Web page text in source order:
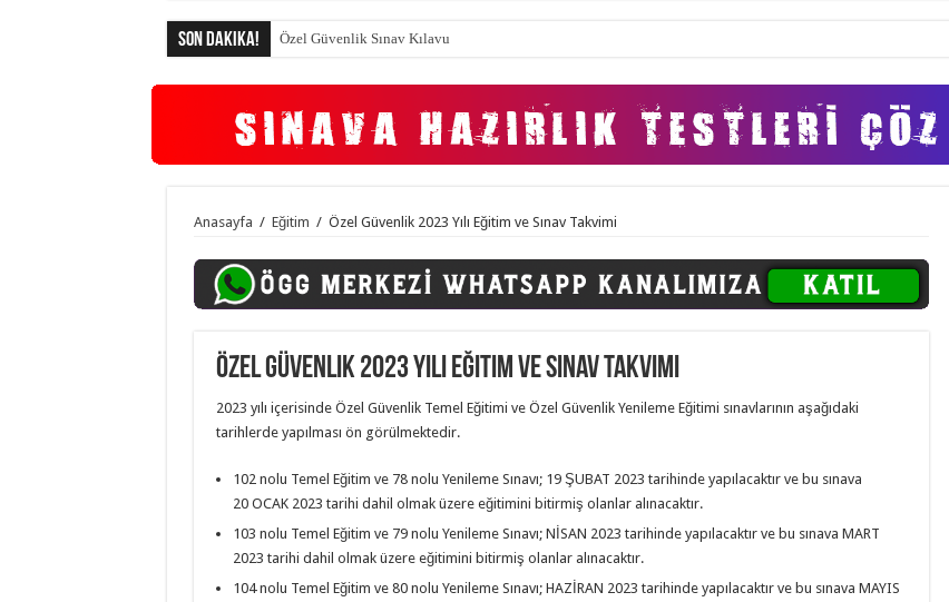
Son Dakika! Özel Güvenlik Sınav Kılavuzu Yayımlandı
Anasayfa / Eğitim / Özel Güvenlik 2023 Yılı Eğitim ve Sınav Takvimi
Özel Güvenlik 2023 Yılı Eğitim ve Sınav Takvimi
2023 yılı içerisinde Özel Güvenlik Temel Eğitimi ve Özel Güvenlik Yenileme Eğitimi sınavlarının aşağıdaki
tarihlerde yapılması ön görülmektedir.
102 nolu Temel Eğitim ve 78 nolu Yenileme Sınavı; 19 ŞUBAT 2023 tarihinde yapılacaktır ve bu sınava
20 OCAK 2023 tarihi dahil olmak üzere eğitimini bitirmiş olanlar alınacaktır.
103 nolu Temel Eğitim ve 79 nolu Yenileme Sınavı; NİSAN 2023 tarihinde yapılacaktır ve bu sınava MART
2023 tarihi dahil olmak üzere eğitimini bitirmiş olanlar alınacaktır.
104 nolu Temel Eğitim ve 80 nolu Yenileme Sınavı; HAZİRAN 2023 tarihinde yapılacaktır ve bu sınava MAYIS